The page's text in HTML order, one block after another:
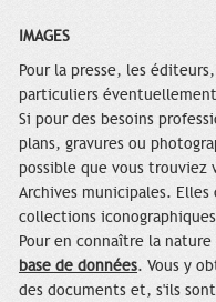
IMAGES
Pour la presse, les
particuliers
Si pour des besoins
plans, gravures ou
possible que vous trouviez
Archives municipales.
collections
Pour en connaître la
base de données. Vous y
des documents et, s'ils